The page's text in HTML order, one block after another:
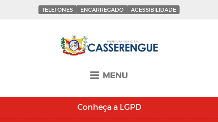
TELEFONES ENCARREGADO ACESSIBILIDADE
MENU
Conheça a LGPD